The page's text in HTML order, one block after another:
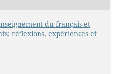
du français et
réflexions, expériences et